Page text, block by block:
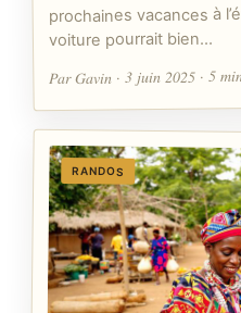
prochaines vacances à
voiture pourrait bien…
Par Gavin · 3 juin 2025 · 5
RANDOS